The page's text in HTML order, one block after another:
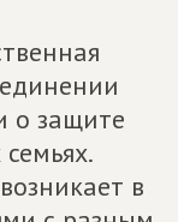
о защите
в